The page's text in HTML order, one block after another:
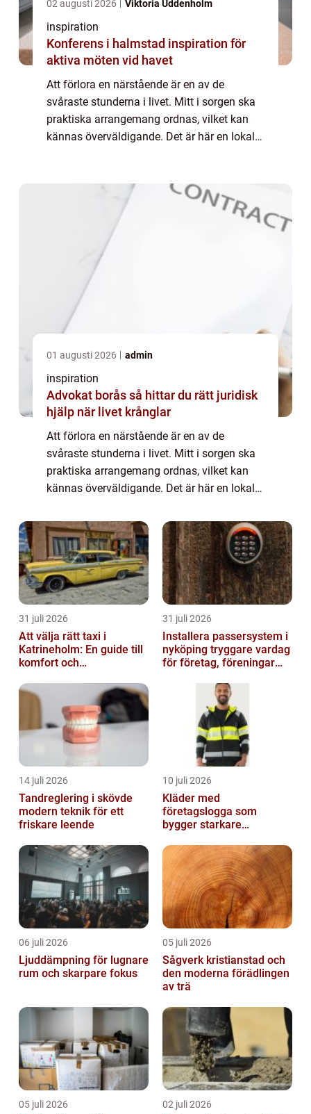
02 augusti 2026 Viktoria Uddenholm
inspiration
Konferens i halmstad inspiration för
aktiva möten vid havet
Att förlora en närstående är en av de
svåraste stunderna i livet. Mitt i sorgen ska
praktiska arrangemang ordnas, vilket kan
kännas överväldigande. Det är här en lokal
01 augusti 2026 admin
inspiration
Advokat borås så hittar du rätt juridisk
hjälp när livet krånglar
Att förlora en närstående är en av de
svåraste stunderna i livet. Mitt i sorgen ska
praktiska arrangemang ordnas, vilket kan
kännas överväldigande. Det är här en lokal
31 juli 2026
Att välja rätt taxi i
Katrineholm: En guide till
komfort och
31 juli 2026
Installera passersystem i
nyköping tryggare vardag
för företag, föreningar
14 juli 2026
Tandreglering i skövde
modern teknik för ett
friskare leende
10 juli 2026
Kläder med
företagslogga som
bygger starkare
06 juli 2026
Ljuddämpning för lugnare
rum och skarpare fokus
05 juli 2026
Sågverk kristianstad och
den moderna förädlingen
av trä
05 juli 2026 02 juli 2026